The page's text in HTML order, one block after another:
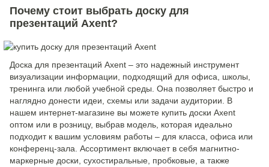
Почему стоит выбрать доску для
презентаций Axent?
Доска для презентаций Axent – ​​это надежный инструмент
визуализации информации, подходящий для офиса, школы,
тренинга или любой учебной среды. Она позволяет быстро и
наглядно донести идеи, схемы или задачи аудитории. В
нашем интернет-магазине вы можете купить доски Axent
оптом или в розницу, выбрав модель, которая идеально
подходит к вашим условиям работы – для класса, офиса или
конференц-зала. Ассортимент включает в себя магнитно-
маркерные доски, сухостиральные, пробковые, а также